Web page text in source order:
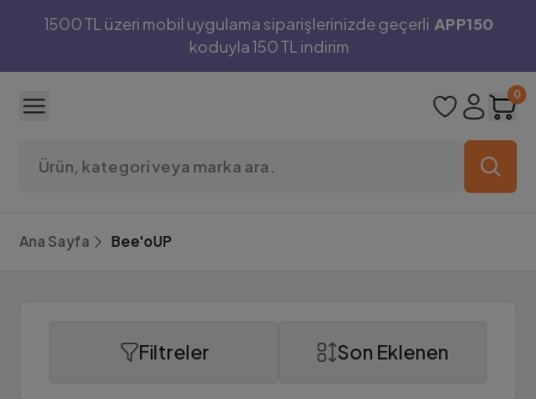
1500 TL üzeri mobil uygulama siparişlerinizde geçerli APP150
koduyla 150 TL indirim
0
Ana Sayfa Bee'oUP
Filtreler Son Eklenen